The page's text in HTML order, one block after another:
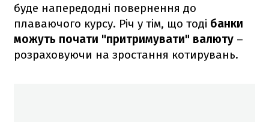
буде напередодні повернення до
плаваючого курсу. Річ у тім, що тоді банки
можуть почати "притримувати" валюту –
розраховуючи на зростання котирувань.